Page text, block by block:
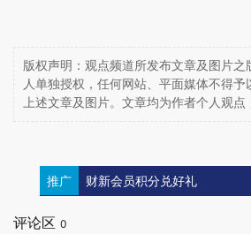
版权声明：观点频道所发布文章及图片
人单独授权，任何网站、平面媒体不得
上述文章及图片。文章均为作者个人观点
推广 财新会员积分兑好礼
评论区 0